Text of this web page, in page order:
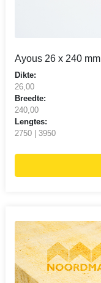
Ayous 26 x 240 mm
Dikte:
26,00
Breedte:
240,00
Lengtes:
2750 | 3950